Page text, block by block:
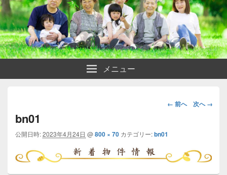
メニュー
画
ビ
ー
← 前へ 次へ →
bn01
公開日時:2023年4月24日 @800 × 70 カテゴリー:bn01